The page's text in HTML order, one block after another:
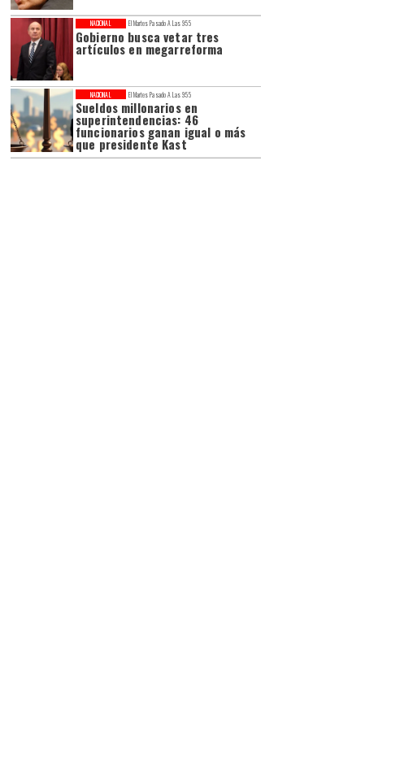
El Martes Pasado A Las 9:55
Gobierno busca vetar tres
artículos en megarreforma
NACIONAL
El Martes Pasado A Las 9:55
Sueldos millonarios en
superintendencias: 46
funcionarios ganan igual o más
que presidente Kast
NACIONAL